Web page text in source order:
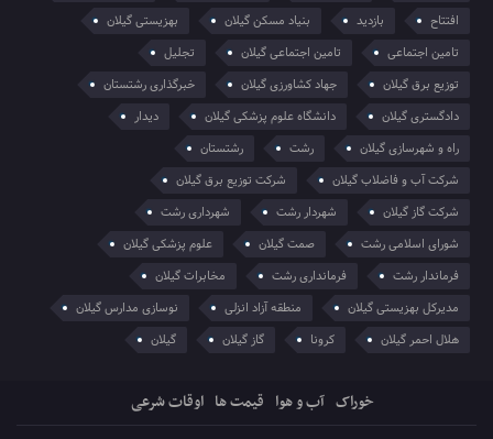
افتتاح
بازدید بنیاد مسکن گیلان
بهزیستی گیلان
تامین اجتماعی
تامین اجتماعی گیلان
تجلیل
توزیع برق گیلان
جهاد کشاورزی گیلان
خبرگذاری رشتستان
دادگستری گیلان
دانشگاه علوم پزشکی گیلان
دیدار
راه و شهرسازی گیلان
رشت
رشتستان
شرکت آب و فاضلاب گیلان
شرکت توزیع برق گیلان
شرکت گاز گیلان
شهردار رشت
شهرداری رشت
شورای اسلامی رشت
صمت گیلان
علوم پزشکی گیلان
فرماندار رشت
فرمانداری رشت
مخابرات گیلان
مدیرکل بهزیستی گیلان
منطقه آزاد انزلی
نوسازی مدارس گیلان
هلال احمر گیلان
کرونا گاز گیلان گیلان
خوراک آب و هوا قیمت ها اوقات شرعی